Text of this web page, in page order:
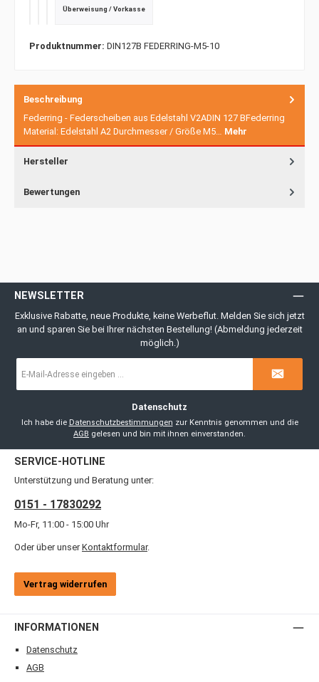
Überweisung / Vorkasse
Produktnummer: DIN127B FEDERRING-M5-10
Beschreibung
Federring - Federscheiben aus Edelstahl V2ADIN 127 BFederring
Material: Edelstahl A2 Durchmesser / Größe M5… Mehr
Hersteller
Bewertungen
NEWSLETTER
Exklusive Rabatte, neue Produkte, keine Werbeflut. Melden Sie sich jetzt
an und sparen Sie bei Ihrer nächsten Bestellung! (Abmeldung jederzeit
möglich.)
Mail-
Datenschutz
Ich habe die Datenschutzbestimmungen
zur Kenntnis genommen und die
AGB gelesen und bin mit ihnen einverstanden.
SERVICE-HOTLINE
Unterstützung und Beratung unter:
0151 - 17830292
Mo-Fr, 11:00 - 15:00 Uhr
Oder über unser Kontaktformular.
Vertrag widerrufen
INFORMATIONEN
Datenschutz
AGB